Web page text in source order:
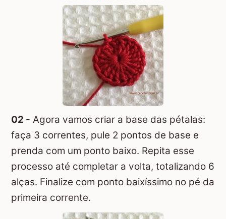
02 - Agora vamos criar a base das pétalas:
faça 3 correntes, pule 2 pontos de base e
prenda com um ponto baixo. Repita esse
processo até completar a volta, totalizando 6
alças. Finalize com ponto baixíssimo no pé da
primeira corrente.